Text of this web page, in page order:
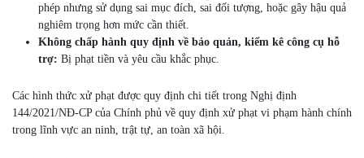
phép nhưng sử dụng sai mục đích, sai đối tượng, hoặc gây hậu quả
nghiêm trọng hơn mức cần thiết.
Không chấp hành quy định về bảo quản, kiểm kê công cụ hỗ
trợ: Bị phạt tiền và yêu cầu khắc phục.
Các hình thức xử phạt được quy định chi tiết trong Nghị định
144/2021/NĐ-CP của Chính phủ về quy định xử phạt vi phạm hành chính
trong lĩnh vực an ninh, trật tự, an toàn xã hội.